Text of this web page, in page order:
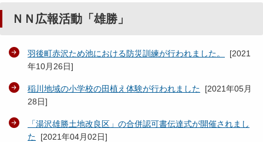
ＮＮ広報活動「雄勝」
羽後町赤沢ため池における防災訓練が行われました。 [2021
年10月26日]
稲川地域の小学校の田植え体験が行われました [2021年05月
28日]
「湯沢雄勝土地改良区」の合併認可書伝達式が開催されまし
た [2021年04月02日]